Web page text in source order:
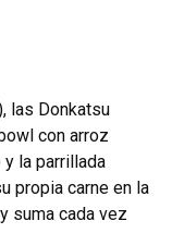
las Donkatsu
con arroz
la parrillada
propia carne en la
suma cada vez